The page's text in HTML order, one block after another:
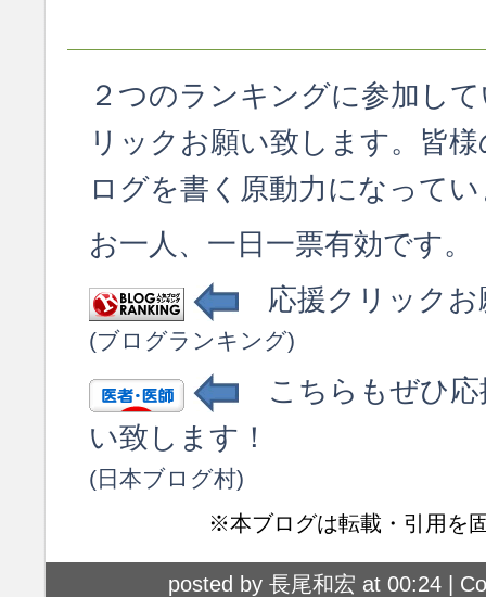
２つのランキングに参加し
リックお願い致します。皆
ログを書く原動力になって
お一人、一日一票有効です。
応援クリックお
(ブログランキング)
こちらもぜひ応
い致します！
(日本ブログ村)
※本ブログは転載・引用を
posted by 長尾和宏 at 00:24 |